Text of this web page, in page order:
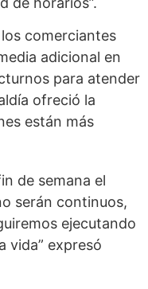
comerciantes
adicional en
para atender
ofreció la
están más
de semana el
serán continuos,
ejecutando
vida” expresó